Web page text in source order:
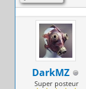
DarkMZ
Super posteur